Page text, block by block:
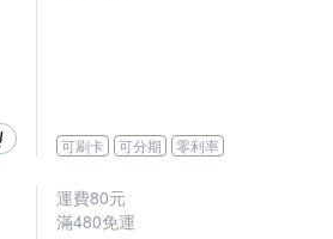
可刷卡 可分期 零利率
運費80元
滿480免運